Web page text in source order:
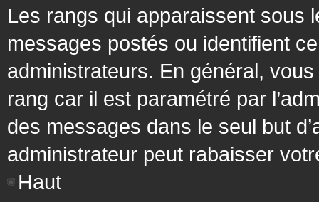
Les rangs qui apparaissent sous
messages postés ou identifient
administrateurs. En général,
rang car il est paramétré par
des messages dans le seul but
administrateur peut rabaisser
Haut